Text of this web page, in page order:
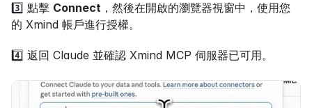
3️⃣ 點擊 Connect ，然後在開啟的瀏覽器視窗中，使用您
的 Xmind 帳戶進行授權。
4️⃣ 返回 Claude 並確認 Xmind MCP 伺服器已可用。